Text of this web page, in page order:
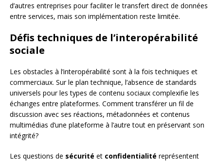
d’autres entreprises pour faciliter le transfert direct de données
entre services, mais son implémentation reste limitée.
Défis techniques de l’interopérabilité
sociale
Les obstacles à l’interopérabilité sont à la fois techniques et
commerciaux. Sur le plan technique, l’absence de standards
universels pour les types de contenu sociaux complexifie les
échanges entre plateformes. Comment transférer un fil de
discussion avec ses réactions, métadonnées et contenus
multimédias d’une plateforme à l’autre tout en préservant son
intégrité?
Les questions de sécurité et confidentialité représentent